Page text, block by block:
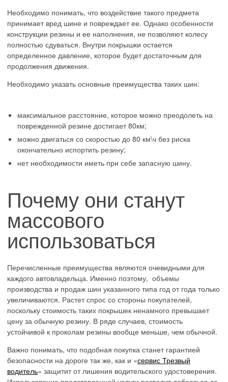
Необходимо понимать, что воздействие такого предмета
принимает вред шине и повреждает ее. Однако особенности
конструкции резины и ее наполнения, не позволяют колесу
полностью сдуваться. Внутри покрышки остается
определенное давление, которое будет достаточным для
продолжения движения.
Необходимо указать основные преимущества таких шин:
максимальное расстояние, которое можно преодолеть на
поврежденной резине достигает 80км;
можно двигаться со скоростью до 80 км\ч без риска
окончательно испортить резину;
нет необходимости иметь при себе запасную шину.
Почему они станут
массового
использоваться
Перечисленные преимущества являются очевидными для
каждого автовладельца. Именно поэтому, объемы
производства и продаж шин указанного типа год от года только
увеличиваются. Растет спрос со стороны покупателей,
поскольку стоимость таких покрышек ненамного превышает
цену за обычную резину. В ряде случаев, стоимость
устойчивой к проколам резины вообще меньше, чем обычной.
Важно понимать, что подобная покупка станет гарантией
безопасности на дороге так же, как и «сервис Трезвый
водитель» защитит от лишения водительского удостоверения.